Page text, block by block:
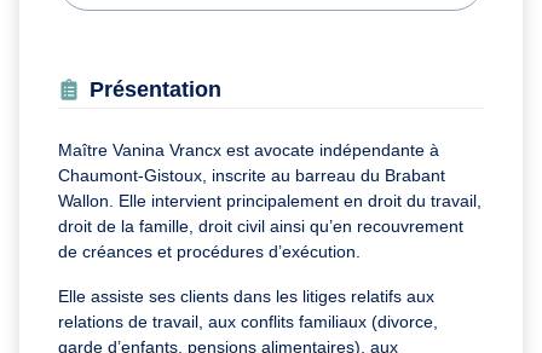
Présentation
Maître Vanina Vrancx est avocate indépendante à
Chaumont-Gistoux, inscrite au barreau du Brabant
Wallon. Elle intervient principalement en droit du travail,
droit de la famille, droit civil ainsi qu’en recouvrement
de créances et procédures d’exécution.
Elle assiste ses clients dans les litiges relatifs aux
relations de travail, aux conflits familiaux (divorce,
garde d’enfants, pensions alimentaires), aux